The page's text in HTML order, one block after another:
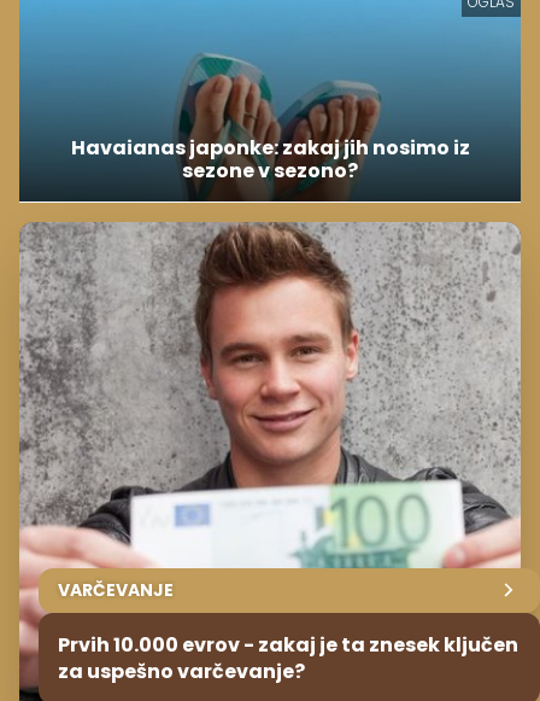
Havaianas japonke: zakaj jih nosimo iz
sezone v sezono?
VARČEVANJE
Prvih 10.000 evrov - zakaj je ta znesek ključen
za uspešno varčevanje?